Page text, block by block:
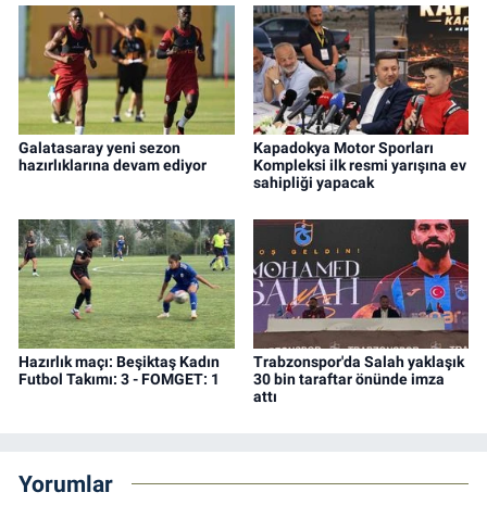
Galatasaray yeni sezon
hazırlıklarına devam ediyor
Kapadokya Motor Sporları
Kompleksi ilk resmi yarışına ev
sahipliği yapacak
Hazırlık maçı: Beşiktaş Kadın
Futbol Takımı: 3 - FOMGET: 1
Trabzonspor'da Salah yaklaşık
30 bin taraftar önünde imza
attı
Yorumlar